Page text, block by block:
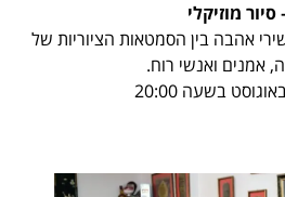
מוזיקלי
אהבה בין הסמטאות הציוריות של
אמנים ואנשי רוח.